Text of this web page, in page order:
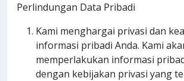
Perlindungan Data Pribadi
Kami menghargai privasi dan
informasi pribadi Anda. Kami
memperlakukan informasi
dengan kebijakan privasi yang